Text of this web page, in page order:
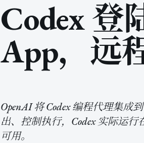
Codex 登
App，远
OpenAI 将 Codex 编程代理集
出、控制执行，Codex 实际运
可用。